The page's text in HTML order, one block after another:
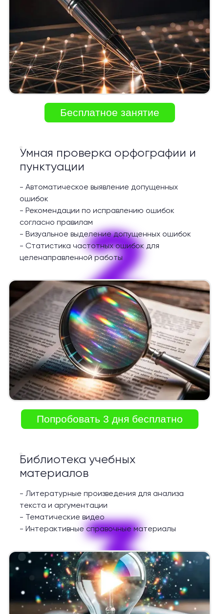
Бесплатное занятие
2
Умная проверка орфографии и
пунктуации
- Автоматическое выявление допущенных
ошибок
- Рекомендации по исправлению ошибок
согласно правилам
- Визуальное выделение допущенных ошибок
- Статистика частотных ошибок для
целенаправленной работы
Попробовать 3 дня бесплатно
3
Библиотека учебных
материалов
- Литературные произведения для анализа
текста и аргументации
- Тематические видео
- Интерактивные справочные материалы